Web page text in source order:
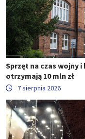
Sprzęt na czas wojny
otrzymają 10 mln zł
7 sierpnia 2026